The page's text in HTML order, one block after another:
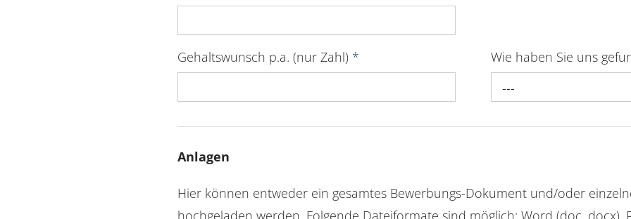
Gehaltswunsch p.a. (nur Zahl) * Wie haben Sie uns
---
Anlagen
Hier können entweder ein gesamtes Bewerbungs-Dokument und/oder
hochgeladen werden. Folgende Dateiformate sind möglich: Word (doc, docx),